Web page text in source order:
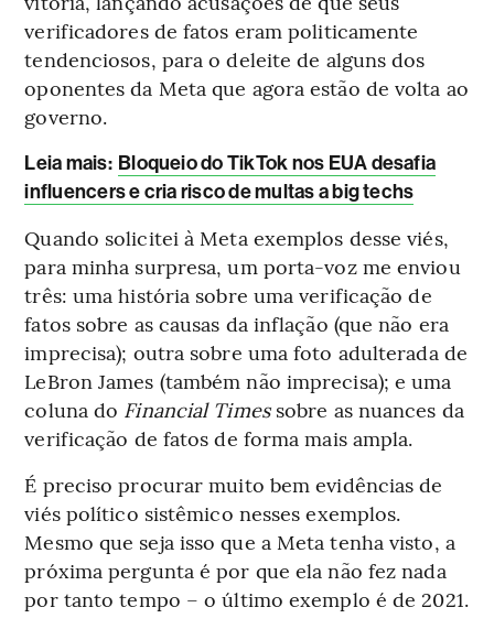
verificadores de fatos eram politicamente
tendenciosos, para o deleite de alguns dos
oponentes da Meta que agora estão de volta ao
governo.
Leia mais: Bloqueio do TikTok nos EUA desafia
influencers e cria risco de multas a big techs
Quando solicitei à Meta exemplos desse viés,
para minha surpresa, um porta-voz me enviou
três: uma história sobre uma verificação de
fatos sobre as causas da inflação (que não era
imprecisa); outra sobre uma foto adulterada de
LeBron James (também não imprecisa); e uma
coluna do Financial Timessobre as nuances da
verificação de fatos de forma mais ampla.
É preciso procurar muito bem evidências de
viés político sistêmico nesses exemplos.
Mesmo que seja isso que a Meta tenha visto, a
próxima pergunta é por que ela não fez nada
por tanto tempo – o último exemplo é de 2021.